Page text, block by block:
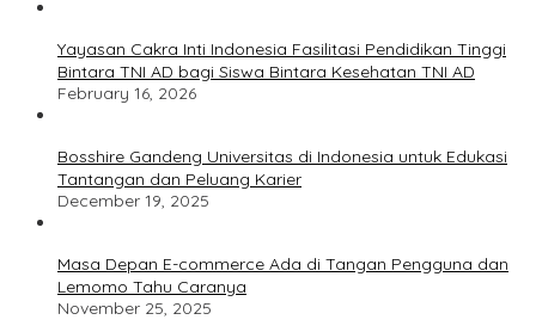
Yayasan Cakra Inti Indonesia Fasilitasi Pendidikan Tinggi
Bintara TNI AD bagi Siswa Bintara Kesehatan TNI AD
February 16, 2026
Bosshire Gandeng Universitas di Indonesia untuk Edukasi
Tantangan dan Peluang Karier
December 19, 2025
Masa Depan E-commerce Ada di Tangan Pengguna dan
Lemomo Tahu Caranya
November 25, 2025